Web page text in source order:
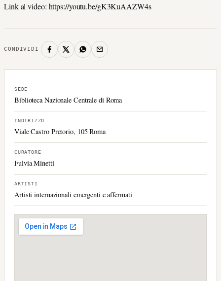
Link al video: https://youtu.be/gK3KuAAZW4s
CONDIVIDI
SEDE
Biblioteca Nazionale Centrale di Roma
INDIRIZZO
Viale Castro Pretorio, 105 Roma
CURATORE
Fulvia Minetti
ARTISTI
Artisti internazionali emergenti e affermati